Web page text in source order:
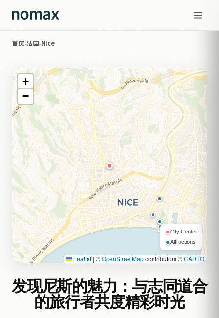
首页›法国›Nice
发现尼斯的魅力：与志同道合
的旅行者共度精彩时光
+
−
City Center
Attractions
Leaflet | ©OpenStreetMapcontributors ©CARTO